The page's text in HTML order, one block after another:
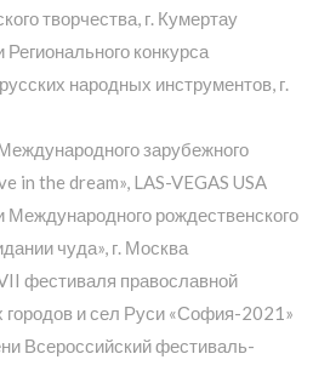
творчества, г. Кумертау
конкурса
народных инструментов, г.
зарубежного
in the dream», LAS-VEGAS USA
Международного рождественского
чуда», г. Москва
фестиваля православной
и сел Руси «София-2021»
Всероссийский фестиваль-